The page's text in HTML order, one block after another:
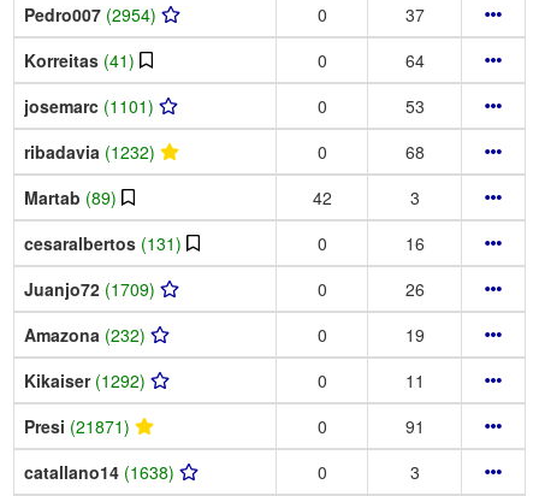
Pedro007 (2954) 0
37
Korreitas (41) 0
64
josemarc (1101) 0
53
ribadavia (1232) 0
68
Martab (89) 42
3
cesaralbertos (131) 0
16
Juanjo72 (1709) 0
26
Amazona (232) 0
19
Kikaiser (1292) 0
11
Presi (21871) 0
91
catallano14 (1638) 0
3